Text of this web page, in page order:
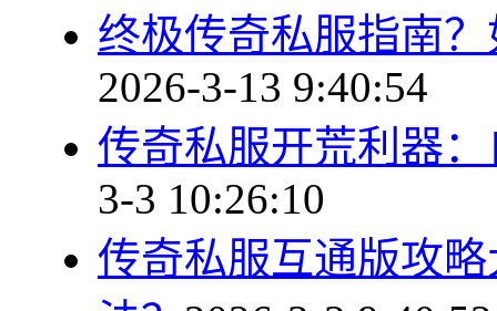
终极传奇私服指南
2026-3-13 9:40:54
传奇私服开荒利器
3-3 10:26:10
传奇私服互通版攻